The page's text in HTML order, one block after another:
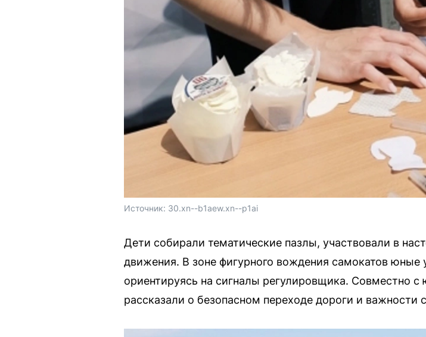
Источник: 30.xn--b1aew.xn--p1ai
Дети собирали тематические пазлы, участвовали в
движения. В зоне фигурного вождения самокатов юные
ориентируясь на сигналы регулировщика. Совместно
рассказали о безопасном переходе дороги и